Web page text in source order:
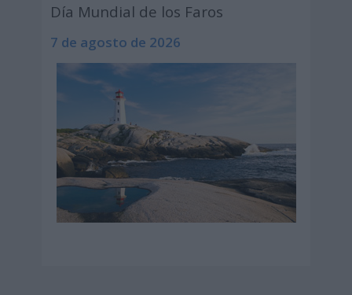
Día Mundial de los Faros
7 de agosto de 2026